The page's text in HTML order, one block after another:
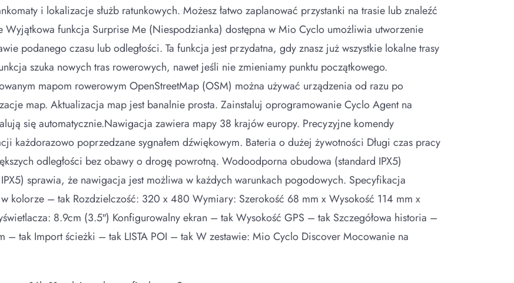
i lokalizacje służb ratunkowych. Możesz łatwo zaplanować przystanki na trasie lub znaleźć
Wyjątkowa funkcja Surprise Me (Niespodzianka) dostępna w Mio Cyclo umożliwia utworzenie
podanego czasu lub odległości. Ta funkcja jest przydatna, gdy znasz już wszystkie lokalne trasy
szuka nowych tras rowerowych, nawet jeśli nie zmieniamy punktu początkowego.
mapom rowerowym OpenStreetMap (OSM) można używać urządzenia od razu po
map. Aktualizacja map jest banalnie prosta. Zainstaluj oprogramowanie Cyclo Agent na
się automatycznie.Nawigacja zawiera mapy 38 krajów europy. Precyzyjne komendy
każdorazowo poprzedzane sygnałem dźwiękowym. Bateria o dużej żywotności Długi czas pracy
odległości bez obawy o drogę powrotną. Wodoodporna obudowa (standard IPX5)
sprawia, że nawigacja jest możliwa w każdych warunkach pogodowych. Specyfikacja
kolorze – tak Rozdzielczość: 320 x 480 Wymiary: Szerokość 68 mm x Wysokość 114 mm x
8.9cm (3.5″) Konfigurowalny ekran – tak Wysokość GPS – tak Szczegółowa historia –
– tak Import ścieżki – tak LISTA POI – tak W zestawie: Mio Cyclo Discover Mocowanie na